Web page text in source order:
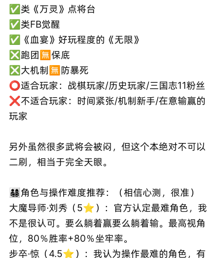
✅类《万灵》点将台
✅类FB觉醒
✅《血宴》好玩程度的《无限》
❎跑团🈚保底
❎大机制🈚防暴死
⭕​适合玩家：战棋玩家/历史玩家/三国志11粉丝
❌不适合玩家：时间紧张/机制新手/在意输赢的
玩家
另外虽然很多武将会被闷，但这个本绝对不可以
二刷，相当于完全天眼。
👨‍👩‍👧‍👦角色与操作难度推荐：（相信心测，很准）
大魔导师·刘秀（5⭐）：官方认定最难角色，我
不是很认可。要么躺着赢要么躺着输。最高视角
位，80％胜率+80％坐牢率。
步卒·惊（4.5⭐）：我认为操作最难的角色，有